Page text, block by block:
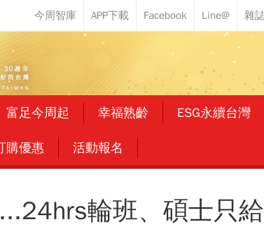
富足今周起 幸福熟齡 ESG永續台灣
購優惠 活動報名
輪班、碩士只給